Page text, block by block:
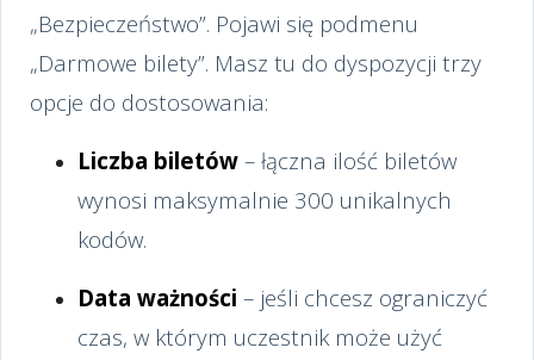
„Bezpieczeństwo”. Pojawi się podmenu
„Darmowe bilety”. Masz tu do dyspozycji trzy
opcje do dostosowania:
Liczba biletów – łączna ilość biletów
wynosi maksymalnie 300 unikalnych
kodów.
Data ważności – jeśli chcesz ograniczyć
czas, w którym uczestnik może użyć